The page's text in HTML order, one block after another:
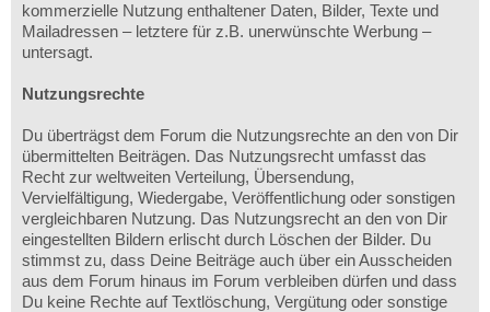
kommerzielle Nutzung enthaltener Daten, Bilder, Texte und
Mailadressen – letztere für z.B. unerwünschte Werbung –
untersagt.
Nutzungsrechte
Du überträgst dem Forum die Nutzungsrechte an den von Dir
übermittelten Beiträgen. Das Nutzungsrecht umfasst das
Recht zur weltweiten Verteilung, Übersendung,
Vervielfältigung, Wiedergabe, Veröffentlichung oder sonstigen
vergleichbaren Nutzung. Das Nutzungsrecht an den von Dir
eingestellten Bildern erlischt durch Löschen der Bilder. Du
stimmst zu, dass Deine Beiträge auch über ein Ausscheiden
aus dem Forum hinaus im Forum verbleiben dürfen und dass
Du keine Rechte auf Textlöschung, Vergütung oder sonstige